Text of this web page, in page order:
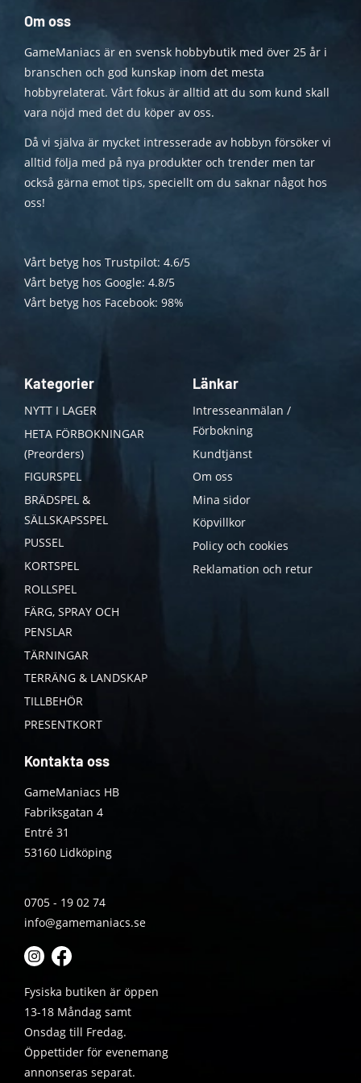
Om oss
GameManiacs är en svensk hobbybutik med över 25 år i
branschen och god kunskap inom det mesta
hobbyrelaterat. Vårt fokus är alltid att du som kund skall
vara nöjd med det du köper av oss.
Då vi själva är mycket intresserade av hobbyn försöker vi
alltid följa med på nya produkter och trender men tar
också gärna emot tips, speciellt om du saknar något hos
oss!
Vårt betyg hos Trustpilot: 4.6/5
Vårt betyg hos Google: 4.8/5
Vårt betyg hos Facebook: 98%
Kategorier
NYTT I LAGER
HETA FÖRBOKNINGAR
(Preorders)
FIGURSPEL
BRÄDSPEL &
SÄLLSKAPSSPEL
PUSSEL
KORTSPEL
ROLLSPEL
FÄRG, SPRAY OCH
PENSLAR
TÄRNINGAR
TERRÄNG & LANDSKAP
TILLBEHÖR
PRESENTKORT
Länkar
Intresseanmälan /
Förbokning
Kundtjänst
Om oss
Mina sidor
Köpvillkor
Policy och cookies
Reklamation och retur
Kontakta oss
GameManiacs HB
Fabriksgatan 4
Entré 31
53160 Lidköping
0705 - 19 02 74
info@gamemaniacs.se
Fysiska butiken är öppen
13-18 Måndag samt
Onsdag till Fredag.
Öppettider för evenemang
annonseras separat.